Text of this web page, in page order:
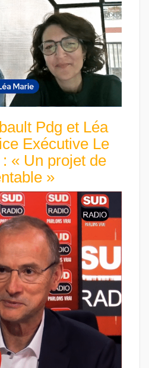
Pdg et Léa
Exécutive Le
« Un projet de
»